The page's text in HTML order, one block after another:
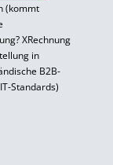
(kommt
XRechnung
in
B2B-
Standards)